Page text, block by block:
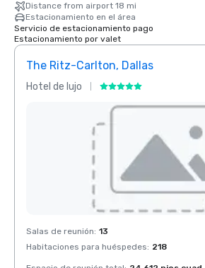
Distance from airport 18 mi
Estacionamiento en el área
Servicio de estacionamiento pago
Estacionamiento por valet
The Ritz-Carlton, Dallas
Hotel de lujo
Removed from favorites
Salas de reunión: 13
Habitaciones para huéspedes: 218